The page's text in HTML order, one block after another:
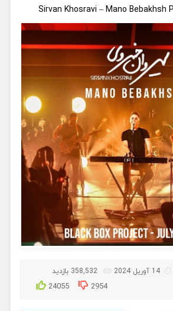
Sirvan Khosravi – Mano Bebakhsh
14 آوریل 2024 358,532 بازدید
24055 2954